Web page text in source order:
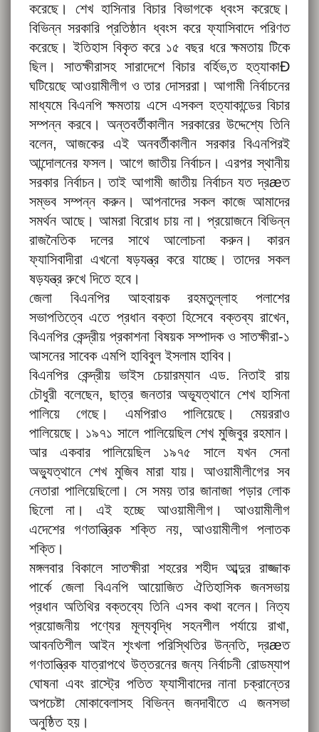
করেছে। শেখ হাসিনার বিচার বিভাগকে ধ্বংস করেছে।
বিভিন্ন সরকারি প্রতিষ্ঠান ধ্বংস করে ফ্যাসিবাদে পরিণত
করেছে। ইতিহাস বিকৃত করে ১৫ বছর ধরে ক্ষমতায় টিকে
ছিল। সাতক্ষীরাসহ সারাদেশে বিচার বর্হিভ‚ত হত্যাকাÐ
ঘটিয়েছে আওয়ামীলীগ ও তার দোসররা। আগামী নির্বাচনের
মাধ্যমে বিএনপি ক্ষমতায় এসে এসকল হত্যাকান্ডের বিচার
সম্পন্ন করবে। অন্তবর্তীকালীন সরকারের উদ্দেশ্যে তিনি
বলেন, আজকের এই অনবর্তীকালীন সরকার বিএনপিরই
আন্দোলনের ফসল। আগে জাতীয় নির্বাচন। এরপর স্থানীয়
সরকার নির্বাচন। তাই আগামী জাতীয় নির্বাচন যত দ্রæত
সম্ভব সম্পন্ন করুন। আপনাদের সকল কাজে আমাদের
সমর্থন আছে। আমরা বিরোধ চায় না। প্রয়োজনে বিভিন্ন
রাজনৈতিক দলের সাথে আলোচনা করুন। কারন
ফ্যাসিবাদীরা এখনো ষড়যন্ত্র করে যাচ্ছে। তাদের সকল
ষড়যন্ত্র রুখে দিতে হবে।
জেলা বিএনপির আহবায়ক রহমতুল্লাহ পলাশের
সভাপতিত্বে এতে প্রধান বক্তা হিসেবে বক্তব্য রাখেন,
বিএনপির কেন্দ্রীয় প্রকাশনা বিষয়ক সম্পাদক ও সাতক্ষীরা-১
আসনের সাবেক এমপি হাবিবুল ইসলাম হাবিব।
বিএনপির কেন্দ্রীয় ভাইস চেয়ারম্যান এড. নিতাই রায়
চৌধুরী বলেছেন, ছাত্র জনতার অভ্যূত্থানে শেখ হাসিনা
পালিয়ে গেছে। এমপিরাও পালিয়েছে। মেয়ররাও
পালিয়েছে। ১৯৭১ সালে পালিয়েছিল শেখ মুজিবুর রহমান।
আর একবার পালিয়েছিল ১৯৭৫ সালে যখন সেনা
অভ্যুত্থানে শেখ মুজিব মারা যায়। আওয়ামীলীগের সব
নেতারা পালিয়েছিলো। সে সময় তার জানাজা পড়ার লোক
ছিলো না। এই হচ্ছে আওয়ামীলীগ। আওয়ামীলীগ
এদেশের গণতান্ত্রিক শক্তি নয়, আওয়ামীলীগ পলাতক
শক্তি।
মঙ্গলবার বিকালে সাতক্ষীরা শহরের শহীদ আব্দুর রাজ্জাক
পার্কে জেলা বিএনপি আয়োজিত ঐতিহাসিক জনসভায়
প্রধান অতিথির বক্তব্যে তিনি এসব কথা বলেন। নিত্য
প্রয়োজনীয় পণ্যের মূল্যবৃদ্ধি সহনশীল পর্যায়ে রাখা,
আবনতিশীল আইন শৃংখলা পরিস্থিতির উন্নতি, দ্রæত
গণতান্ত্রিক যাত্রাপথে উত্তরনের জন্য নির্বাচনী রোডম্যাপ
ঘোষনা এবং রাস্ট্রে পতিত ফ্যাসীবাদের নানা চক্রান্তের
অপচেষ্টা মোকাবেলাসহ বিভিন্ন জনদাবীতে এ জনসভা
অনুষ্ঠিত হয়।